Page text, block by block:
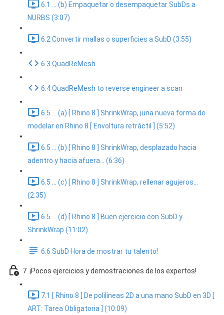
6.1 ... (b) Empaquetar o desempaquetar SubDs a
NURBS (3:07)
6.2 Convertir mallas o superficies a SubD (3:55)
6.3 QuadReMesh
6.4 QuadReMesh to reverse engineer a scan
6.5 ... (a) [ Rhino 8 ] ShrinkWrap, ¡una nueva forma de
modelar en Rhino 8 [ Envoltura retráctil ] (5:52)
6.5 ... (b) [ Rhino 8 ] ShrinkWrap, desplazado hacia
adentro y hacia afuera... (6:36)
6.5 ... (c) [ Rhino 8 ] ShrinkWrap, rellenar agujeros...
(2:35)
6.5 ... (d) [ Rhino 8 ] Buen ejercicio con SubD y
ShrinkWrap (11:02)
6.6 SubD Hora de mostrar tu talento!
7. ¡Pocos ejercicios y demostraciones de los expertos!
7.1 [ Rhino 8 ] De polilíneas 2D a una mano SubD en 3D [
ART: Tarea Obligatoria ] (10:09)